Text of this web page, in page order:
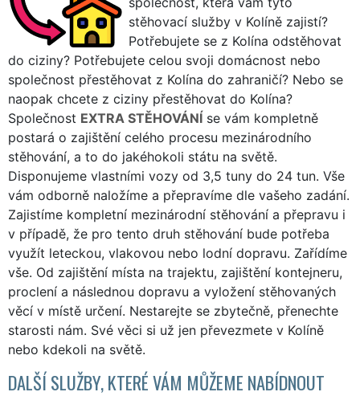
stěhovací služby v Kolíně zajistí?
Potřebujete se z Kolína odstěhovat
do ciziny? Potřebujete celou svoji domácnost nebo
společnost přestěhovat z Kolína do zahraničí? Nebo se
naopak chcete z ciziny přestěhovat do Kolína?
Společnost EXTRA STĚHOVÁNÍ se vám kompletně
postará o zajištění celého procesu mezinárodního
stěhování, a to do jakéhokoli státu na světě.
Disponujeme vlastními vozy od 3,5 tuny do 24 tun. Vše
vám odborně naložíme a přepravíme dle vašeho zadání.
Zajistíme kompletní mezinárodní stěhování a přepravu i
v případě, že pro tento druh stěhování bude potřeba
využít leteckou, vlakovou nebo lodní dopravu. Zařídíme
vše. Od zajištění místa na trajektu, zajištění kontejneru,
proclení a následnou dopravu a vyložení stěhovaných
věcí v místě určení. Nestarejte se zbytečně, přenechte
starosti nám. Své věci si už jen převezmete v Kolíně
nebo kdekoli na světě.
DALŠÍ SLUŽBY, KTERÉ VÁM MŮŽEME NABÍDNOUT